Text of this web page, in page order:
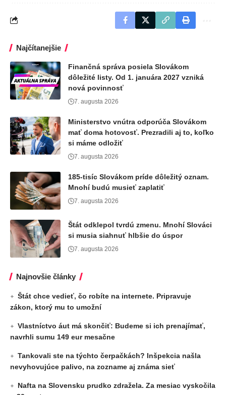
Najčítanejšie
Finančná správa posiela Slovákom
dôležité listy. Od 1. januára 2027 vzniká
nová povinnosť
7. augusta 2026
Ministerstvo vnútra odporúča Slovákom
mať doma hotovosť. Prezradili aj to, koľko
si máme odložiť
7. augusta 2026
185-tisíc Slovákom príde dôležitý oznam.
Mnohí budú musieť zaplatiť
7. augusta 2026
Štát odklepol tvrdú zmenu. Mnohí Slováci
si musia siahnuť hlbšie do úspor
7. augusta 2026
Najnovšie články
Štát chce vedieť, čo robíte na internete. Pripravuje
zákon, ktorý mu to umožní
Vlastníctvo áut má skončiť: Budeme si ich prenajímať,
navrhli sumu 149 eur mesačne
Tankovali ste na týchto čerpačkách? Inšpekcia našla
nevyhovujúce palivo, na zozname aj známa sieť
Nafta na Slovensku prudko zdražela. Za mesiac vyskočila